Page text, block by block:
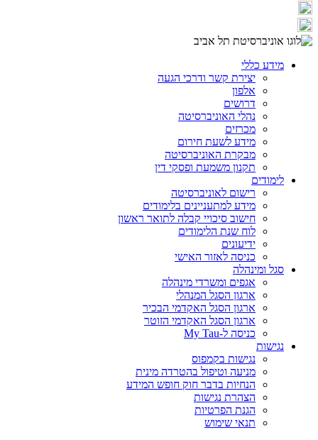
מידע כללי
יצירת קשר ודרכי הגעה
אלפון
דרושים
נהלי האוניברסיטה
מכרזים
מידע לשעת חירום
מבקרת האוניברסיטה
תקנון משמעת ופסקי דין
לימודים
רישום לאוניברסיטה
מידע למתעניינים בלימודים
חישוב סיכויי קבלה לתואר ראשון
לוח שנת הלימודים
ידיעונים
כניסה לאזור האישי
סגל ומינהלה
אגפים ומשרדי מינהלה
ארגון הסגל המנהלי
ארגון הסגל האקדמי הבכיר
ארגון הסגל האקדמי הזוטר
כניסה ל-My Tau
נגישות
נגישות בקמפוס
מניעה וטיפול בהטרדה מינית
הנחיות בדבר חוק חופש המידע
הצהרת נגישות
הגנת הפרטיות
תנאי שימוש